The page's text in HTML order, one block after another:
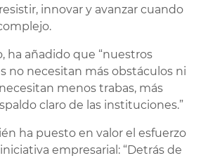
innovar y avanzar cuando
ha añadido que “nuestros
no necesitan más obstáculos ni
menos trabas, más
claro de las instituciones.”
ha puesto en valor el esfuerzo
empresarial: “Detrás de